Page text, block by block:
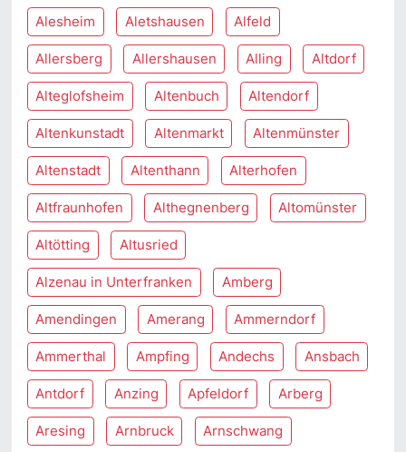
Alesheim Aletshausen Alfeld
Allersberg Allershausen Alling Altdorf
Alteglofsheim Altenbuch Altendorf
Altenkunstadt Altenmarkt Altenmünster
Altenstadt Altenthann Alterhofen
Altfraunhofen Althegnenberg Altomünster
Altötting Altusried
Alzenau in Unterfranken Amberg
Amendingen Amerang Ammerndorf
Ammerthal Ampfing Andechs Ansbach
Antdorf Anzing Apfeldorf Arberg
Aresing Arnbruck Arnschwang